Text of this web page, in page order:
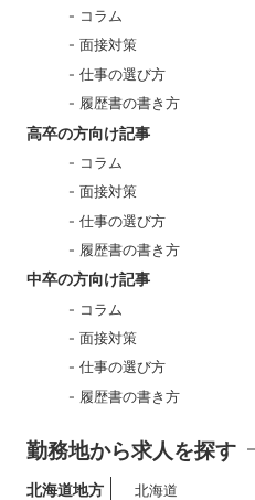
コラム
面接対策
仕事の選び方
履歴書の書き方
高卒の方向け記事
コラム
面接対策
仕事の選び方
履歴書の書き方
中卒の方向け記事
コラム
面接対策
仕事の選び方
履歴書の書き方
勤務地から求人を探す
北海道地方 北海道